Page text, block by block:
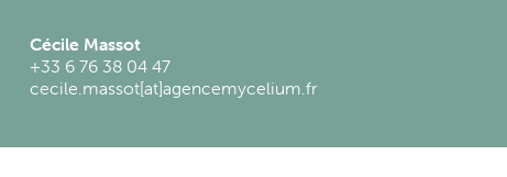
Cécile Massot
+33 6 76 38 04 47
cecile.massot[at]agencemycelium.fr